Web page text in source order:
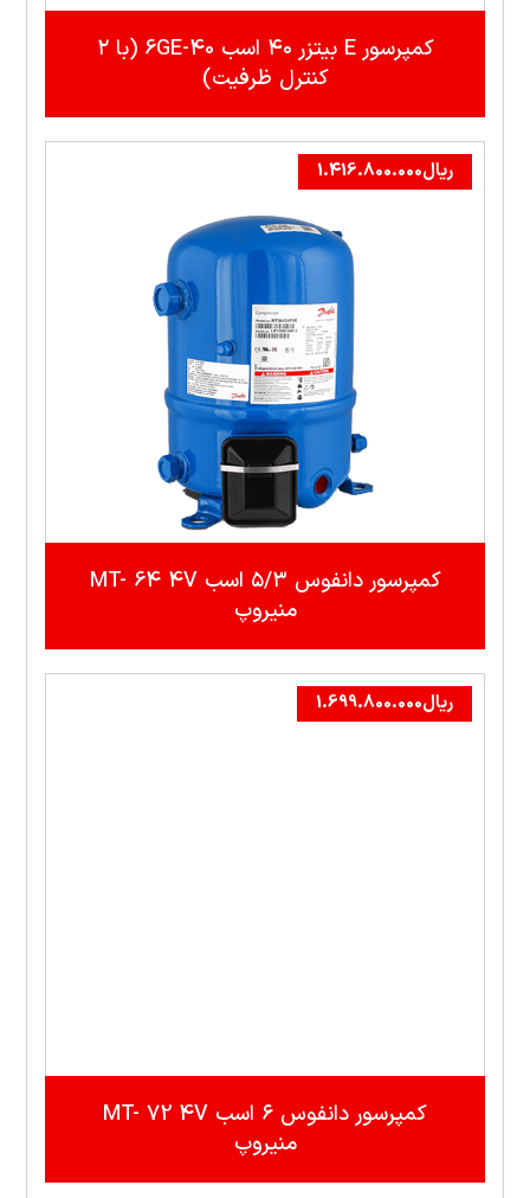
کمپرسور E بيتزر ۴۰ اسب 40-6GE (با ۲
کنترل ظرفيت)
کمپرسور دانفوس ۵/۳ اسب MT- 64 4V
منيروپ
ریال1.416.800.000
کمپرسور دانفوس ۶ اسب MT- 72 4V
منيروپ
ریال1.699.800.000